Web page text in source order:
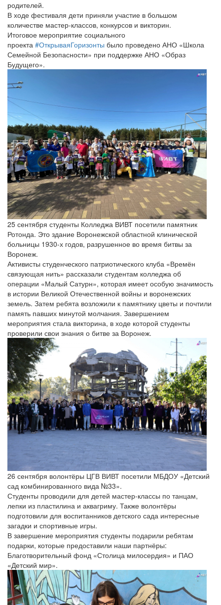
родителей.
В ходе фестиваля дети приняли участие в большом
количестве мастер-классов, конкурсов и викторин.
Итоговое мероприятие социального
проекта #ОткрываяГоризонты было проведено АНО «Школа
Семейной Безопасности» при поддержке АНО «Образ
Будущего».
25 сентября студенты Колледжа ВИВТ посетили памятник
Ротонда. Это здание Воронежской областной клинической
больницы 1930-х годов, разрушенное во время битвы за
Воронеж.
Активисты студенческого патриотического клуба «Времён
связующая нить» рассказали студентам колледжа об
операции «Малый Сатурн», которая имеет особую значимость
в истории Великой Отечественной войны и воронежских
земель. Затем ребята возложили к памятнику цветы и почтили
память павших минутой молчания. Завершением
мероприятия стала викторина, в ходе которой студенты
проверили свои знания о битве за Воронеж.
26 сентября волонтёры ЦГВ ВИВТ посетили МБДОУ «Детский
сад комбинированного вида №33».
Студенты проводили для детей мастер-классы по танцам,
лепки из пластилина и аквагриму. Также волонтёры
подготовили для воспитанников детского сада интересные
загадки и спортивные игры.
В завершение мероприятия студенты подарили ребятам
подарки, которые предоставили наши партнёры:
Благотворительный фонд «Столица милосердия» и ПАО
«Детский мир».